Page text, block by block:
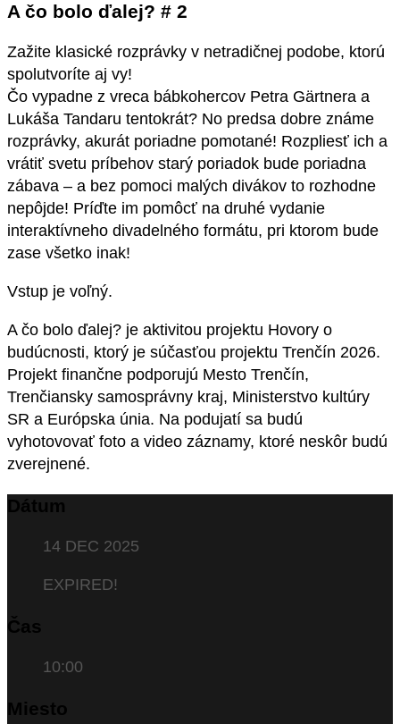
A čo bolo ďalej? # 2
Zažite klasické rozprávky v netradičnej podobe, ktorú
spolutvoríte aj vy!
Čo vypadne z vreca bábkohercov Petra Gärtnera a
Lukáša Tandaru tentokrát? No predsa dobre známe
rozprávky, akurát poriadne pomotané! Rozpliesť ich a
vrátiť svetu príbehov starý poriadok bude poriadna
zábava – a bez pomoci malých divákov to rozhodne
nepôjde! Príďte im pomôcť na druhé vydanie
interaktívneho divadelného formátu, pri ktorom bude
zase všetko inak!
Vstup je voľný.
A čo bolo ďalej? je aktivitou projektu Hovory o
budúcnosti, ktorý je súčasťou projektu Trenčín 2026.
Projekt finančne podporujú Mesto Trenčín,
Trenčiansky samosprávny kraj, Ministerstvo kultúry
SR a Európska únia. Na podujatí sa budú
vyhotovovať foto a video záznamy, ktoré neskôr budú
zverejnené.
Dátum
14 DEC 2025
EXPIRED!
Čas
10:00
Miesto